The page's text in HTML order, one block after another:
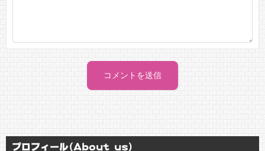
プロフィール(About us)